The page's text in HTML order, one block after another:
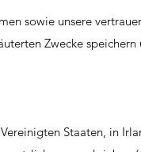
sowie unsere
Zwecke
Staaten, in